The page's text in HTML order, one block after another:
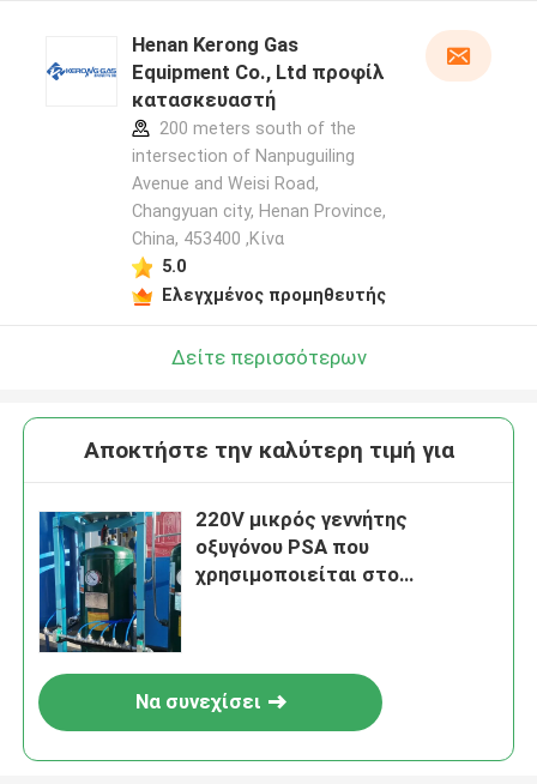
Henan Kerong Gas
Equipment Co., Ltd προφίλ
κατασκευαστή
200 meters south of the
intersection of Nanpuguiling
Avenue and Weisi Road,
Changyuan city, Henan Province,
China, 453400 ,Κίνα
5.0
Ελεγχμένος προμηθευτής
Δείτε περισσότερων
Αποκτήστε την καλύτερη τιμή για
220V μικρός γεννήτης
οξυγόνου PSA που
χρησιμοποιείται στο
Να συνεχίσει